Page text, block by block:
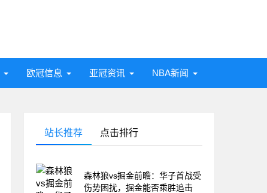
欧冠信息 亚冠资讯 NBA新闻
站长推荐 点击排行
森林狼vs掘金前瞻：华子首战受
伤势困扰，掘金能否乘胜追击